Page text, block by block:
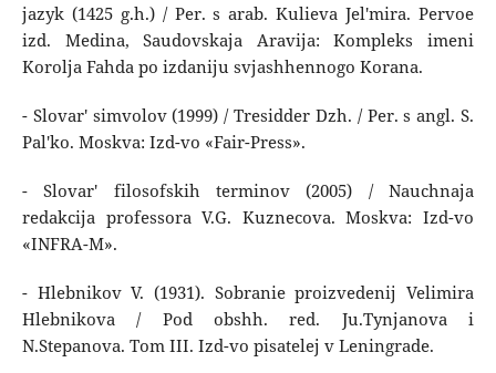
jazyk (1425 g.h.) / Per. s arab. Kulieva Jel'mira. Pervoe
izd. Medina, Saudovskaja Aravija: Kompleks imeni
Korolja Fahda po izdaniju svjashhennogo Korana.
- Slovar' simvolov (1999) / Tresidder Dzh. / Per. s angl. S.
Pal'ko. Moskva: Izd-vo «Fair-Press».
- Slovar' filosofskih terminov (2005) / Nauchnaja
redakcija professora V.G. Kuznecova. Moskva: Izd-vo
«INFRA-M».
- Hlebnikov V. (1931). Sobranie proizvedenij Velimira
Hlebnikova / Pod obshh. red. Ju.Tynjanova i
N.Stepanova. Tom III. Izd-vo pisatelej v Leningrade.